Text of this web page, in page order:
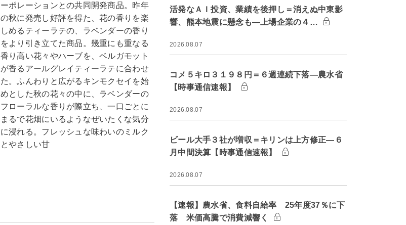
ーポレーションとの共同開発商品。昨年
の秋に発売し好評を得た、花の香りを楽
しめるティーラテの、ラベンダーの香り
をより引き立てた商品。幾重にも重なる
香り高い花々やハーブを、ベルガモット
が香るアールグレイティーラテに合わせ
た。ふんわりと広がるキンモクセイを始
めとした秋の花々の中に、ラベンダーの
フローラルな香りが際立ち、一口ごとに
まるで花畑にいるようなぜいたくな気分
に浸れる。フレッシュな味わいのミルク
とやさしい甘
活発なＡＩ投資、業績を後押し＝消えぬ中東影
響、熊本地震に懸念も―上場企業の４…
2026.08.07
コメ５キロ３１９８円＝６週連続下落―農水省
【時事通信速報】
2026.08.07
ビール大手３社が増収＝キリンは上方修正―６
月中間決算【時事通信速報】
2026.08.07
【速報】農水省、食料自給率 25年度37％に下
落 米価高騰で消費減響く